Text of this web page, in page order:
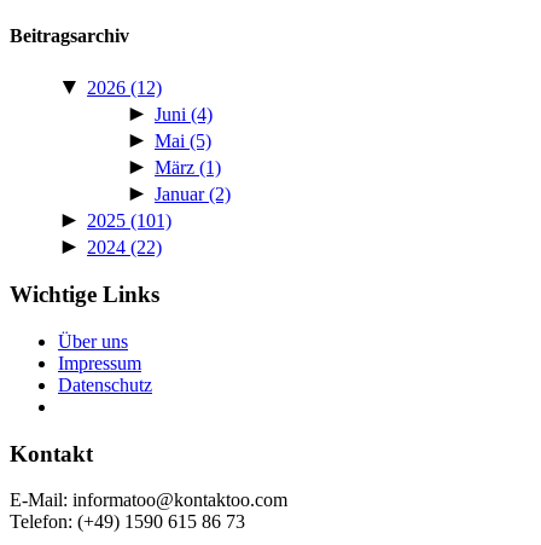
Beitragsarchiv
▼ 2026 (12)
► Juni (4)
► Mai (5)
► März (1)
► Januar(2)
► 2025 (101)
► 2024 (22)
Wichtige Links
Über uns
Impressum
Daten­schutz
Kontakt
E‑Mail: informatoo@kontaktoo.com
Telefon: (+49) 1590 615 86 73